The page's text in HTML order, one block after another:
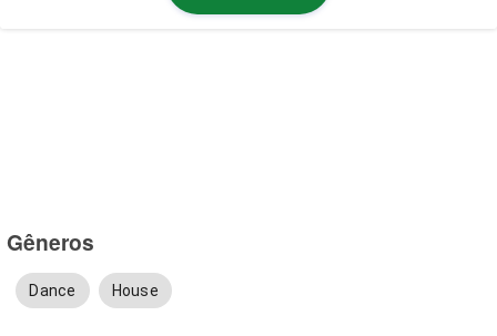
Gêneros
Dance House